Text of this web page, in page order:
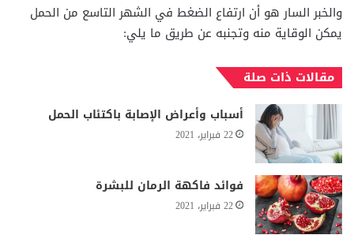
والخبر السار هو أن ارتفاع الضغط في الشهر التاسع من الحمل
يمكن الوقاية منه وتجنبه عن طريق ما يلي:
مقالات ذات صلة
أسباب وأعراض الإصابة باكتئاب الحمل
22 فبراير، 2021
فوائد فاكهة الرمان للبشرة
22 فبراير، 2021